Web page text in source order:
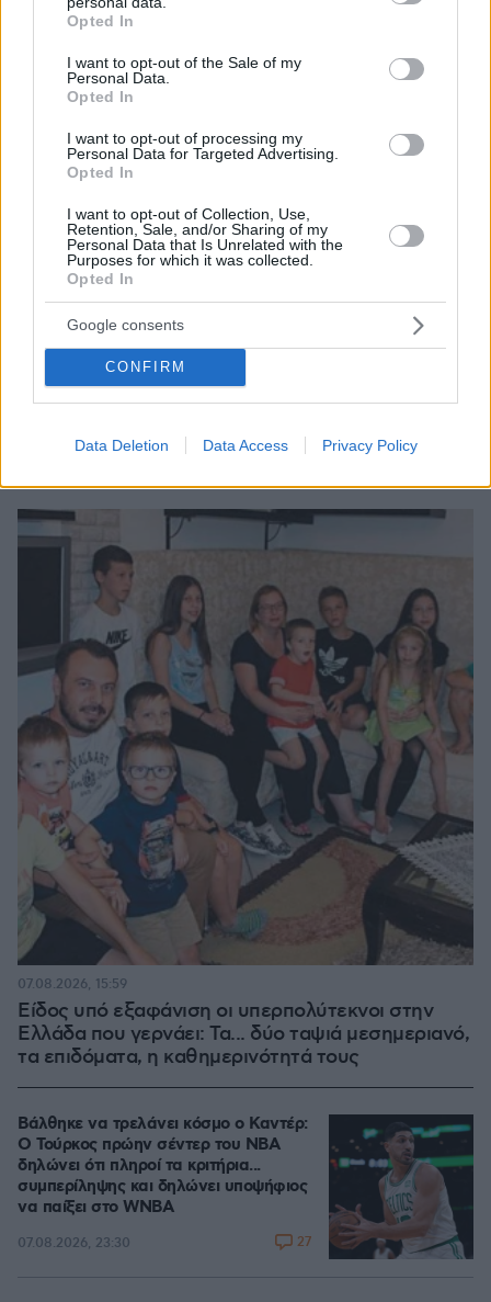
grant or deny consent to Google and its third-party tags to
use your data for below specified purposes in below Google
consent section.
Opted In
I want to opt-out of the Sale of my
Personal Data.
Opted In
I want to opt-out of processing my
Personal Data for Targeted Advertising.
Opted In
I want to opt-out of Collection, Use,
Retention, Sale, and/or Sharing of my
Personal Data that Is Unrelated with the
Purposes for which it was collected.
Opted In
Google consents
CONFIRM
Data Deletion Data Access Privacy Policy
«Πόσα θέλεις για το κορίτσι;»: Τουρίστας στην
καταγγέλλει ο ιδιοκτήτης επιχείρησης
Είδος υπό εξαφάνιση οι υπερπολύτεκνοι στην
Ελλάδα που γερνάει: Τα... δύο ταψιά μεσημεριανό,
τα επιδόματα, η καθημερινότητά τους
07.08.2026, 15:59
Βάλθηκε να τρελάνει κόσμο ο Καντέρ:
Ο Τούρκος πρώην σέντερ του NBA
δηλώνει ότι πληροί τα κριτήρια...
συμπερίληψης και δηλώνει υποψήφιος
να παίξει στο WNBA
07.08.2026, 23:30 27